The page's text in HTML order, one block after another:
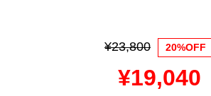
¥23,800 20%OFF
¥19,040